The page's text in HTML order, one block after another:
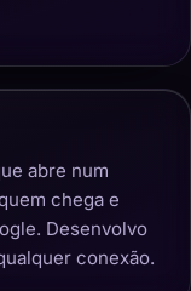
abre num
chega e
Desenvolvo
conexão.